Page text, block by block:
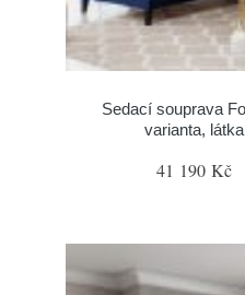
Sedací souprava
varianta,
41 190 Kč